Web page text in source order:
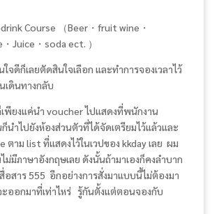
Course （Beer・fruit wine・
Juice・soda ect. ）
จดีก็เลยตัดสินใจเลือก และทำการจองเวลาไว้
ดินทางกลับ
พียงแค่นำ voucher ไปแสดงที่พนักงาน
นำไปยังห้องส่วนตัวที่ได้จัดเตรียมไว้แล้วและ
ตาม list ที่แสดงไว้ในเวปของ kkday เลย ผม
ม่มีภาษาอังกฤษเลย ดังนั้นถ้ามาเองก็คงลำบาก
อสาร 555 อีกอย่างการสั่งมาแบบนี้ไม่ต้องมา
ะออกมาที่เท่าไหร่ รู้กันตั้งแต่ตอนจองกับ